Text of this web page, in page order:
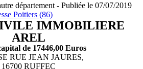
département - Publiée le 07/07/2019
Poitiers (86)
IMMOBILIERE
AREL
de 17446,00 Euros
RUE JEAN JAURES,
16700 RUFFEC